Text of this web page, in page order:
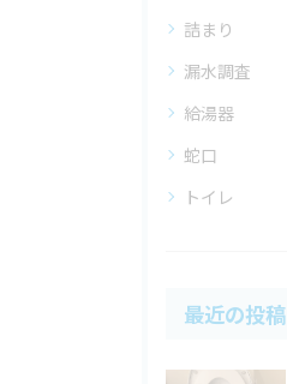
詰まり
漏水調査
給湯器
蛇口
トイレ
最近の投稿